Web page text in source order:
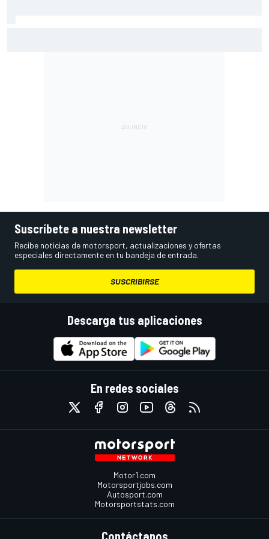
Suscríbete a nuestra newsletter
Recibe noticias de motorsport, actualizaciones y ofertas
especiales directamente en tu bandeja de entrada.
SUSCRIBIRSE
Descarga tus aplicaciones
En redes sociales
Motor1.com
Motorsportjobs.com
Autosport.com
Motorsportstats.com
Contáctanos